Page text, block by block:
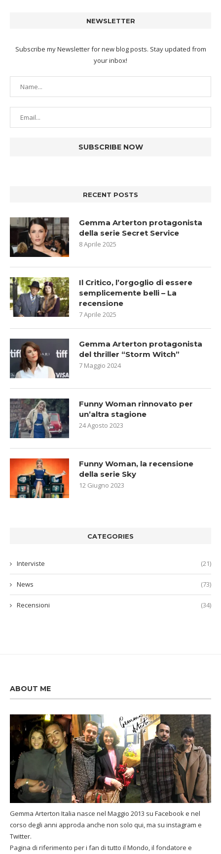
NEWSLETTER
Subscribe my Newsletter for new blog posts. Stay updated from
your inbox!
RECENT POSTS
Gemma Arterton protagonista
della serie Secret Service
8 Aprile 2025
Il Critico, l’orgoglio di essere
semplicemente belli – La
recensione
7 Aprile 2025
Gemma Arterton protagonista
del thriller “Storm Witch”
7 Maggio 2024
Funny Woman rinnovato per
un’altra stagione
24 Agosto 2023
Funny Woman, la recensione
della serie Sky
12 Giugno 2023
CATEGORIES
Interviste (21)
News (73)
Recensioni (34)
ABOUT ME
Gemma Arterton Italia nasce nel Maggio 2013 su Facebook e nel
corso degli anni approda anche non solo qui, ma su instagram e
Twitter.
Pagina di riferimento per i fan di tutto il Mondo, il fondatore e